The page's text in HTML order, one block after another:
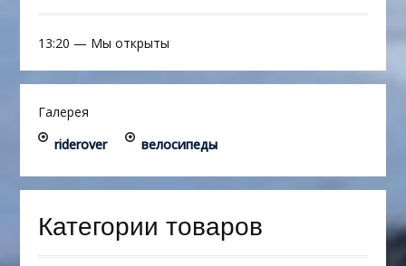
13:20 — Мы открыты
Галерея
riderover
велосипеды
Категории товаров